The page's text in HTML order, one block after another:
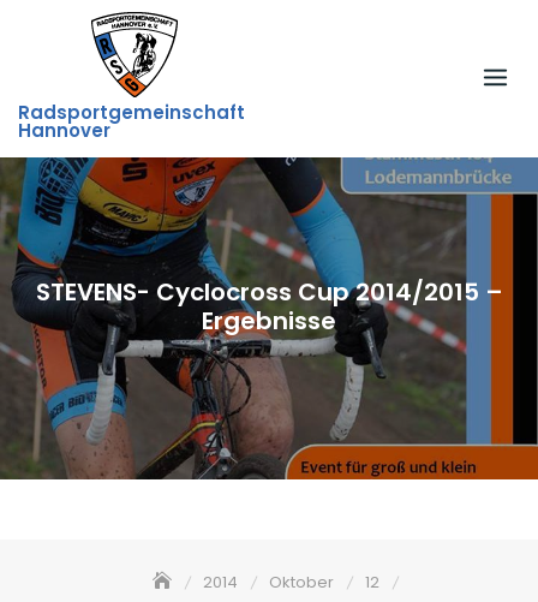
Radsportgemeinschaft
Hannover
STEVENS- Cyclocross Cup 2014/2015 –
Ergebnisse
2014 Oktober
12